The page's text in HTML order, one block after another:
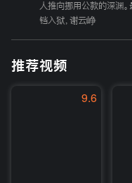
人推向挪用公款的深渊
铛入狱，谢云峥
推荐视频
9.6